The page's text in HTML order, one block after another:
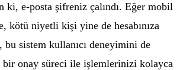
ki, e-posta şifreniz çalındı. Eğer mobil
kötü niyetli kişi yine de hesabınıza
bu sistem kullanıcı deneyimini de
bir onay süreci ile işlemlerinizi kolayca